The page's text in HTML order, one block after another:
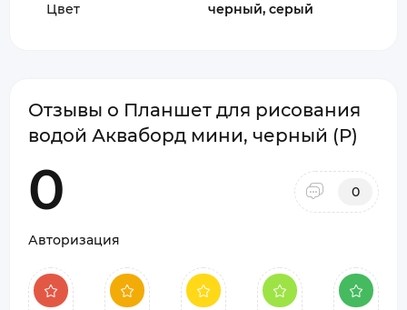
Цвет черный, серый
Отзывы о Планшет для рисования
водой Акваборд мини, черный (P)
0 0
Авторизация